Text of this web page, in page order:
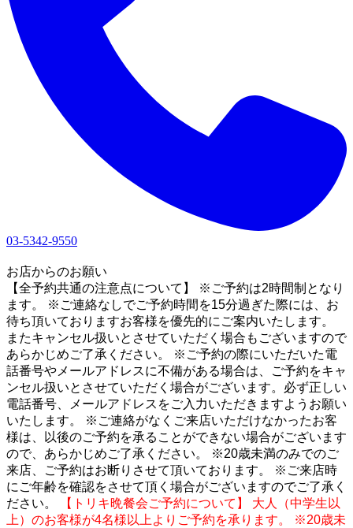
03-5342-9550
お店からのお願い
【全予約共通の注意点について】 ※ご予約は2時間制となり
ます。 ※ご連絡なしでご予約時間を15分過ぎた際には、お
待ち頂いておりますお客様を優先的にご案内いたします。
またキャンセル扱いとさせていただく場合もございますので
あらかじめご了承ください。 ※ご予約の際にいただいた電
話番号やメールアドレスに不備がある場合は、ご予約をキャ
ンセル扱いとさせていただく場合がございます。必ず正しい
電話番号、メールアドレスをご入力いただきますようお願い
いたします。 ※ご連絡がなくご来店いただけなかったお客
様は、以後のご予約を承ることができない場合がございます
ので、あらかじめご了承ください。 ※20歳未満のみでのご
来店、ご予約はお断りさせて頂いております。 ※ご来店時
にご年齢を確認をさせて頂く場合がございますのでご了承く
ださい。
【トリキ晩餐会ご予約について】 大人（中学生以
上）のお客様が4名様以上よりご予約を承ります。 ※20歳未